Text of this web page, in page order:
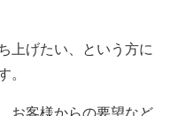
上げたい、という方に
。